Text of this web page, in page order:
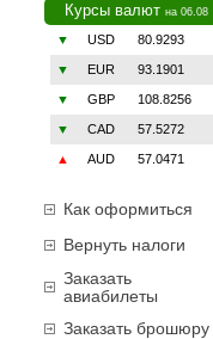
Курсы валют на 06.08
▼ USD 80.9293
▼ EUR 93.1901
▼ GBP 108.8256
▼ CAD 57.5272
▲ AUD 57.0471
Как оформиться
Вернуть налоги
Заказать
авиабилеты
Заказать брошюру